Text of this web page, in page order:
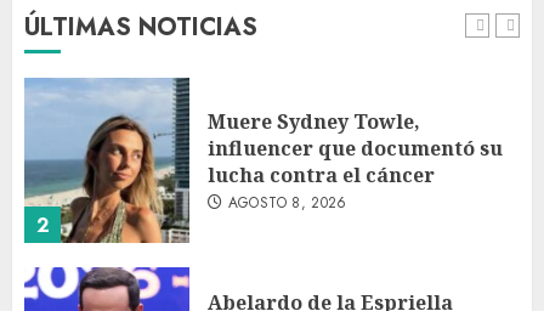
ÚLTIMAS NOTICIAS
1
AGOSTO 8, 2026
2
Muere Sydney Towle,
influencer que documentó su
lucha contra el cáncer
AGOSTO 8, 2026
Abelardo de la Espriella